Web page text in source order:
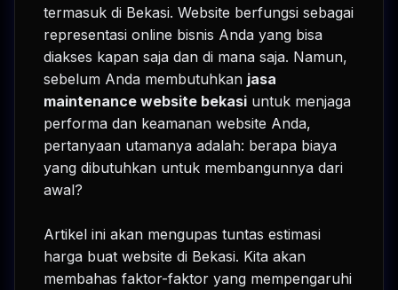
termasuk di Bekasi. Website berfungsi sebagai
representasi online bisnis Anda yang bisa
diakses kapan saja dan di mana saja. Namun,
sebelum Anda membutuhkan jasa
maintenance website bekasi untuk menjaga
performa dan keamanan website Anda,
pertanyaan utamanya adalah: berapa biaya
yang dibutuhkan untuk membangunnya dari
awal?
Artikel ini akan mengupas tuntas estimasi
harga buat website di Bekasi. Kita akan
membahas faktor-faktor yang mempengaruhi